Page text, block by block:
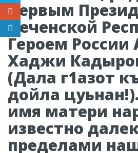
Первым
Чеченской
Героем
Хаджи
(Дала г1азот
дойла
имя матери
известно
пределами